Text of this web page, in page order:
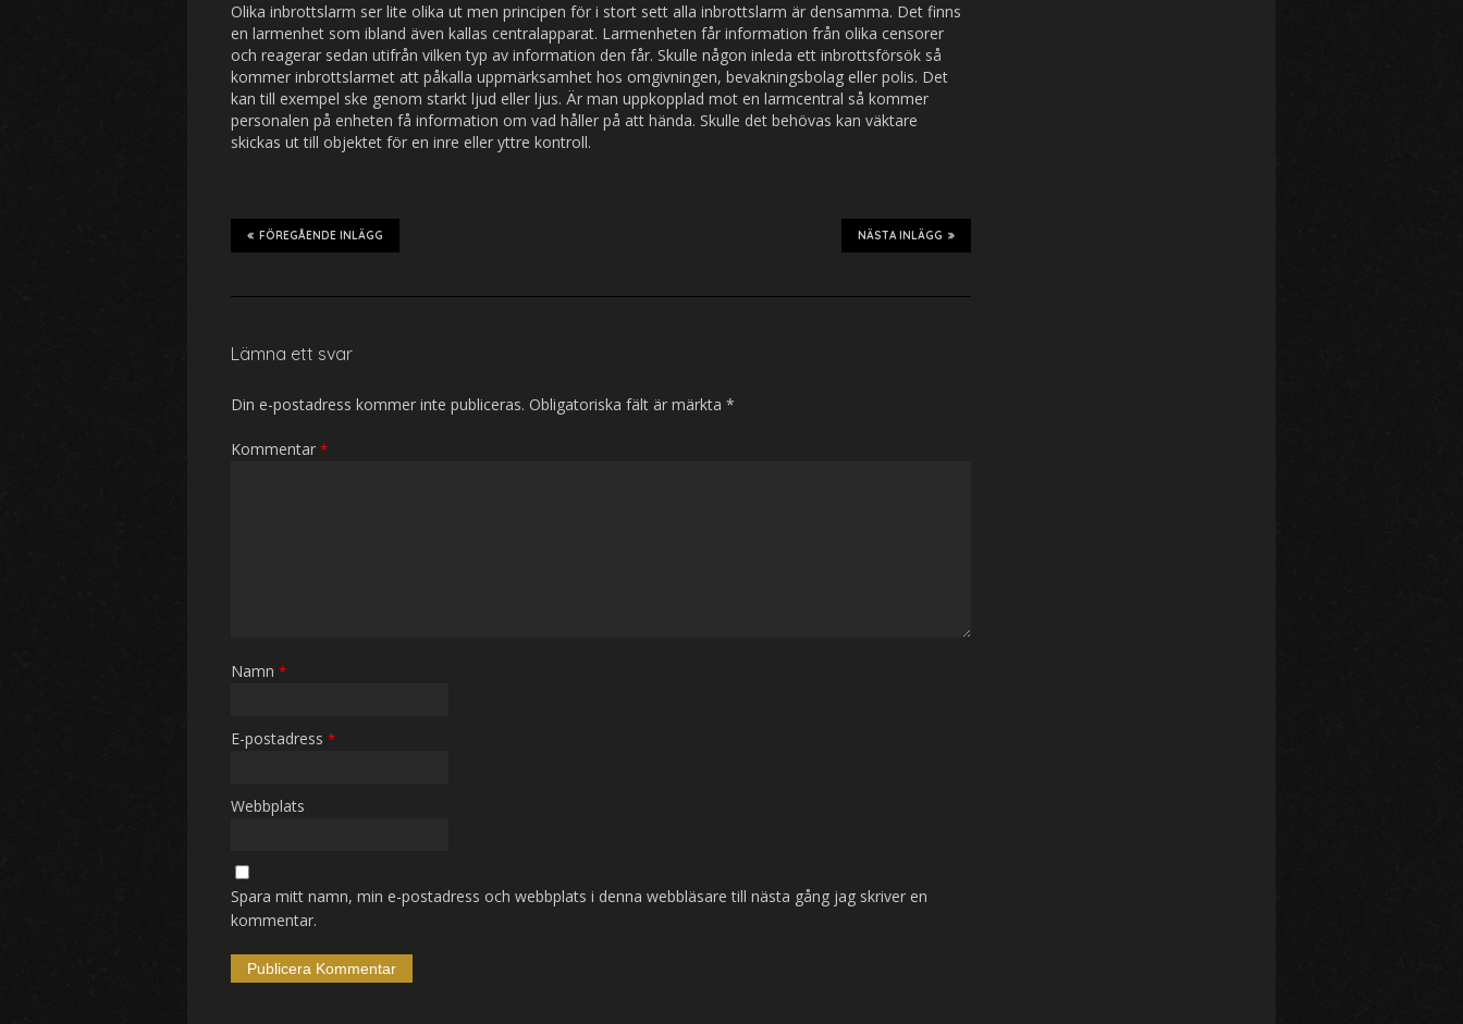
Olika inbrottslarm ser lite olika ut men principen för i stort sett alla inbrottslarm är densamma. Det finns
en larmenhet som ibland även kallas centralapparat. Larmenheten får information från olika censorer
och reagerar sedan utifrån vilken typ av information den får. Skulle någon inleda ett inbrottsförsök så
kommer inbrottslarmet att påkalla uppmärksamhet hos omgivningen, bevakningsbolag eller polis. Det
kan till exempel ske genom starkt ljud eller ljus. Är man uppkopplad mot en larmcentral så kommer
personalen på enheten få information om vad håller på att hända. Skulle det behövas kan väktare
skickas ut till objektet för en inre eller yttre kontroll.
NÄSTA INLÄGG
FÖREGÅENDE INLÄGG
Lämna ett svar
Din e-postadress kommer inte publiceras. Obligatoriska fält är märkta *
Kommentar *
Namn *
E-postadress *
Webbplats
Spara mitt namn, min e-postadress och webbplats i denna webbläsare till nästa gång jag skriver en
kommentar.